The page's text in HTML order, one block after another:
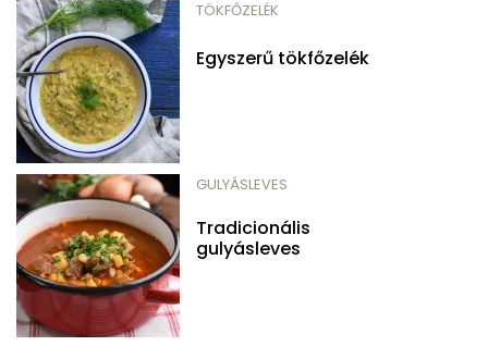
TÖKFŐZELÉK
Egyszerű tökfőzelék
GULYÁSLEVES
Tradicionális
gulyásleves